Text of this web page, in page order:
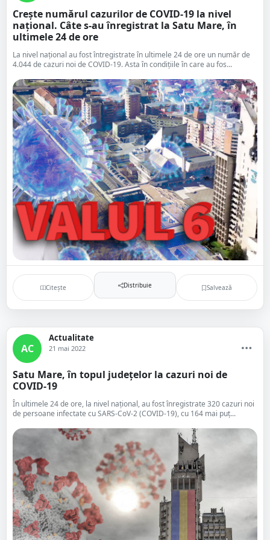
Crește numărul cazurilor de COVID-19 la nivel
național. Câte s-au înregistrat la Satu Mare, în
ultimele 24 de ore
La nivel național au fost întregistrate în ultimele 24 de ore un număr de
4.044 de cazuri noi de COVID-19. Asta în condițiile în care au fos...
Citește Distribuie Salvează
AC
Actualitate
21 mai 2022
Satu Mare, în topul județelor la cazuri noi de
COVID-19
În ultimele 24 de ore, la nivel național, au fost înregistrate 320 cazuri noi
de persoane infectate cu SARS-CoV-2 (COVID-19), cu 164 mai puţ...